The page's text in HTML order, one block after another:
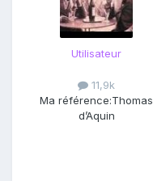
Utilisateur
11,9k
Ma référence:Thomas
d’Aquin